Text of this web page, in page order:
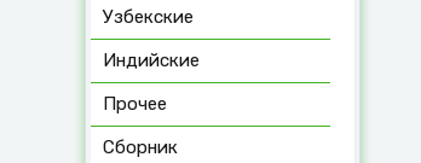
Узбекские
Индийские
Прочее
Сборник